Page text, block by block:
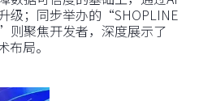
级；同步举办的“SHOPLINE
则聚焦开发者，深度展示了
局。